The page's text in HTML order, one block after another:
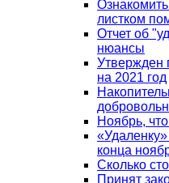
листком
Отчет об
нюансы
Утвержден
на 2021 год
Ноябрь,
конца
Сколько
Принят